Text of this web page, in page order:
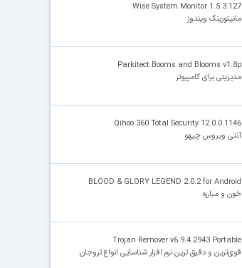
Wise System Monitor 1.5.3.127
مانیتورینگ ویندوز
Parkitect Booms and Blooms v1.8p
مدیریتی برای کامپیوتر
Qihoo 360 Total Security 12.0.0.1146
آنتی ویروس چیهو
BLOOD & GLORY LEGEND 2.0.2 for Android
خون و مبارزه
Trojan Remover v6.9.4.2943 Portable
قوی‌ترین و دقیق ترین نرم افزار شناسایی انواع تروجان